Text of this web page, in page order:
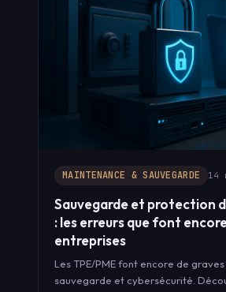
MAINTENANCE & SAUVEGARDE 14
Sauvegarde et protection
: les erreurs que font
entreprises
Les TPE/PME font encore de
sauvegarde et cybersécurité.